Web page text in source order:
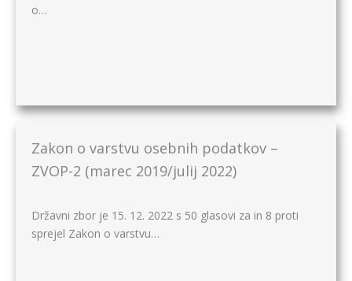
o…
Zakon o varstvu osebnih podatkov –
ZVOP-2 (marec 2019/julij 2022)
Državni zbor je 15. 12. 2022 s 50 glasovi za in 8 proti
sprejel Zakon o varstvu…